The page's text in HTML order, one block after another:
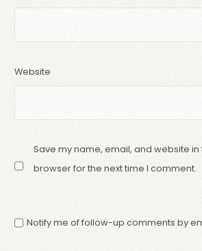
Website
Save my name, email, and website in
browser for the next time I comment.
Notify me of follow-up comments by